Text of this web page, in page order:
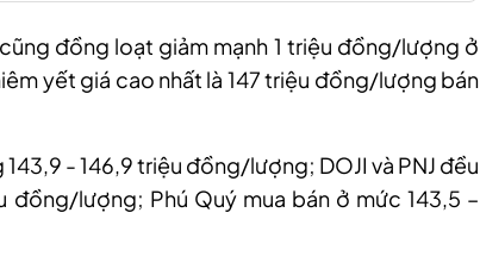
cũng đồng loạt giảm mạnh 1 triệu đồng/lượng ở
yết giá cao nhất là 147 triệu đồng/lượng bán
- 146,9 triệu đồng/lượng; DOJI và PNJ đều
đồng/lượng; Phú Quý mua bán ở mức 143,5 –